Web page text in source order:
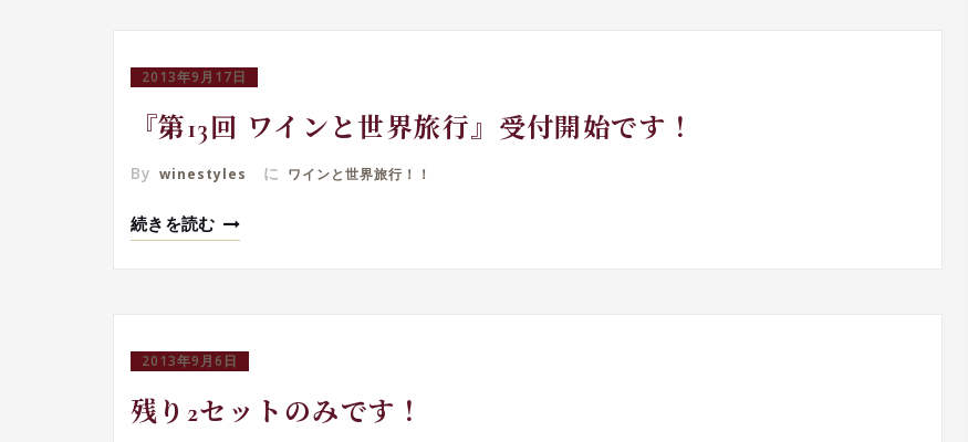
2013年9月17日
『第13回 ワインと世界旅行』受付開始です！
By winestyles に ワインと世界旅行！！
続きを読む
2013年9月6日
残り2セットのみです！